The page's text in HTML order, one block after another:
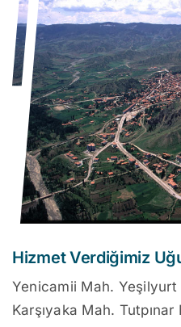
Hizmet Verdiğimiz
Yenicamii Mah.
Karşıyaka Mah. Tutpınar